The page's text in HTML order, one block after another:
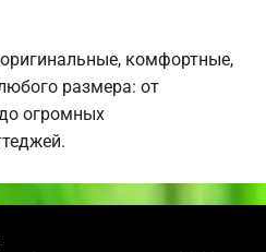
комфортные,
размера: от
огромных